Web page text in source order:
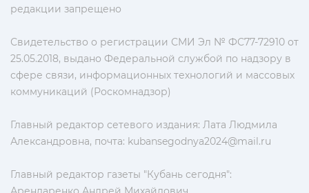
редакции запрещено
Свидетельство о регистрации СМИ Эл № ФС77-72910 от
25.05.2018, выдано Федеральной службой по надзору в
сфере связи, информационных технологий и массовых
коммуникаций (Роскомнадзор)
Главный редактор сетевого издания: Лата Людмила
Александровна, почта: kubansegodnya2024@mail.ru
Главный редактор газеты "Кубань сегодня":